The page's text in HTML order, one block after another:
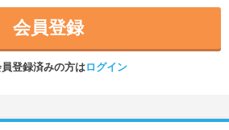
会員登録
員登録済みの方はログイン